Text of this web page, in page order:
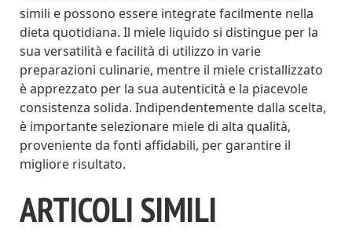
simili e possono essere integrate facilmente nella
dieta quotidiana. Il miele liquido si distingue per la
sua versatilità e facilità di utilizzo in varie
preparazioni culinarie, mentre il miele cristallizzato
è apprezzato per la sua autenticità e la piacevole
consistenza solida. Indipendentemente dalla scelta,
è importante selezionare miele di alta qualità,
proveniente da fonti affidabili, per garantire il
migliore risultato.
ARTICOLI SIMILI